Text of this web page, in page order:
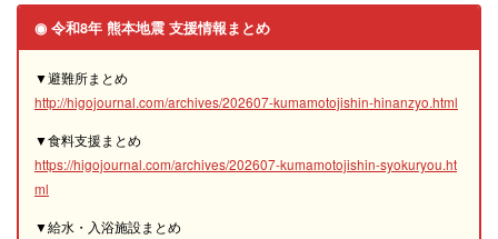
◉ 令和8年 熊本地震 支援情報まとめ
▼避難所まとめ
http://higojournal.com/archives/202607-kumamotojishin-hinanzyo.html
▼食料支援まとめ
https://higojournal.com/archives/202607-kumamotojishin-syokuryou.ht
ml
▼給水・入浴施設まとめ